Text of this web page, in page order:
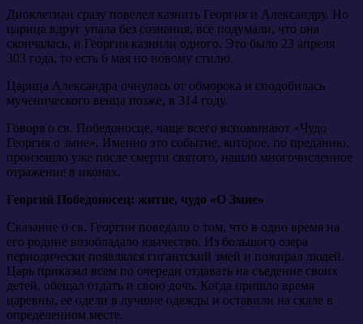
Диоклетиан сразу повелел казнить Георгия и Александру. Но
царица вдруг упала без сознания, все подумали, что она
скончалась, и Георгия казнили одного. Это было 23 апреля
303 года, то есть 6 мая но новому стилю.
Царица Александра очнулась от обморока и сподобилась
мученического венца позже, в 314 году.
Говоря о св. Победоносце, чаще всего вспоминают «Чудо
Георгия о змие». Именно это событие, которое, по преданию,
произошло уже после смерти святого, нашло многочисленное
отражение в иконах.
Георгий Победоносец: житие, чудо «О Змие»
Сказание о св. Георгии поведало о том, что в одно время на
его родине возобладало язычество. Из большого озера
периодически появлялся гигантский змей и пожирал людей.
Царь приказал всем по очереди отдавать на съедение своих
детей, обещал отдать и свою дочь. Когда пришло время
царевны, ее одели в лучшие одежды и оставили на скале в
определенном месте.